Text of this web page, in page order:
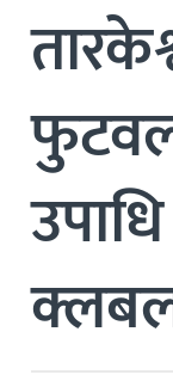
फुटवल